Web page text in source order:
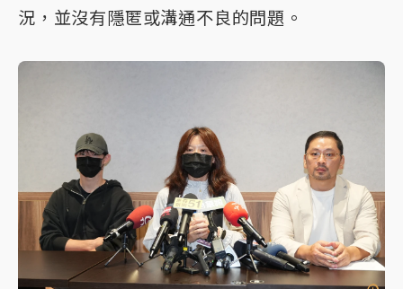
況，並沒有隱匿或溝通不良的問題。